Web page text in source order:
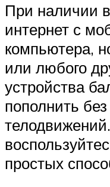
При наличии
интернет с
компьютера,
или любого
устройства
пополнить
простых